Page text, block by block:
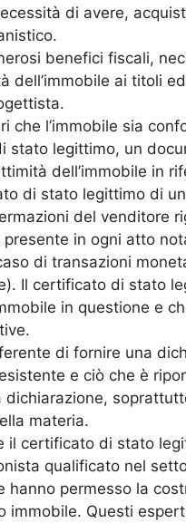
di avere,
benefici fiscali,
dell’immobile ai titoli
che l’immobile sia
stato legittimo, un
dell’immobile in
di stato legittimo di
del venditore
in ogni atto
di transazioni
Il certificato di stato
in questione e
di fornire una
e ciò che è
dichiarazione,
materia.
il certificato di stato
qualificato nel
hanno permesso la
Questi